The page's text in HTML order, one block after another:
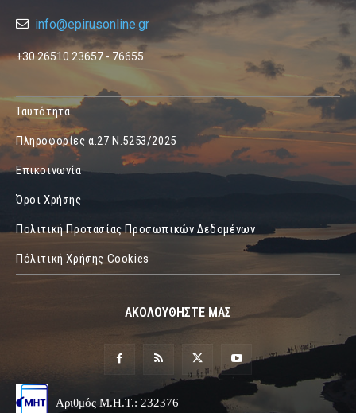
info@epirusonline.gr
+30 26510 23657 - 76655
Ταυτότητα
Πληροφορίες α.27 Ν.5253/2025
Επικοινωνία
Όροι Χρήσης
Πολιτική Προτασίας Προσωπικών Δεδομένων
Πόλιτική Χρήσης Cookies
ΑΚΟΛΟΥΘΗΣΤΕ ΜΑΣ
Αριθμός Μ.Η.Τ.: 232376